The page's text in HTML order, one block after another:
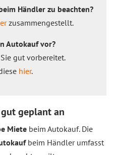
Händler zu beachten?
zusammengestellt.
Autokauf vor?
gut vorbereitet.
hier.
geplant an
Miete beim Autokauf. Die
beim Händler umfasst